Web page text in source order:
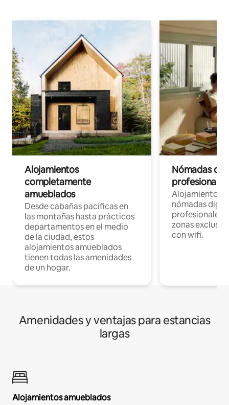
Alojamientos
completamente
amueblados
Desde cabañas pacíficas en
las montañas hasta prácticos
departamentos en el medio
de la ciudad, estos
alojamientos amueblados
tienen todas las amenidades
de un hogar.
Nómadas
Alojamientos
nómadas
profesionales
zonas
con wifi.
Amenidades y ventajas para estancias
largas
Alojamientos amueblados